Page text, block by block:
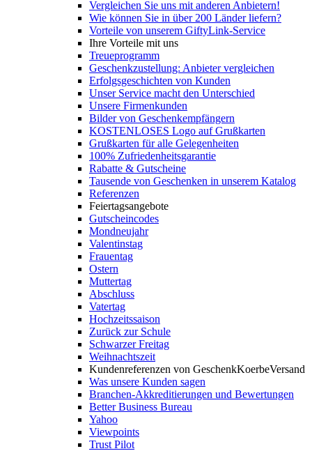
Vergleichen Sie uns mit anderen Anbietern!
Wie können Sie in über 200 Länder liefern?
Vorteile von unserem GiftyLink-Service
Ihre Vorteile mit uns
Treueprogramm
Geschenkzustellung: Anbieter vergleichen
Erfolgsgeschichten von Kunden
Unser Service macht den Unterschied
Unsere Firmenkunden
Bilder von Geschenkempfängern
KOSTENLOSES Logo auf Grußkarten
Grußkarten für alle Gelegenheiten
100% Zufriedenheitsgarantie
Rabatte & Gutscheine
Tausende von Geschenken in unserem Katalog
Referenzen
Feiertagsangebote
Gutscheincodes
Mondneujahr
Valentinstag
Frauentag
Ostern
Muttertag
Abschluss
Vatertag
Hochzeitssaison
Zurück zur Schule
Schwarzer Freitag
Weihnachtszeit
Kundenreferenzen von GeschenkKoerbeVersand
Was unsere Kunden sagen
Branchen-Akkreditierungen und Bewertungen
Better Business Bureau
Yahoo
Viewpoints
Trust Pilot